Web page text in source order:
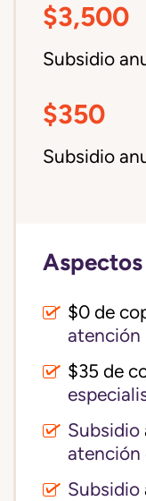
$3,500
Subsidio
$350
Subsidio
$0 de
atención
$35 de
Subsidio
atención
Subsidio